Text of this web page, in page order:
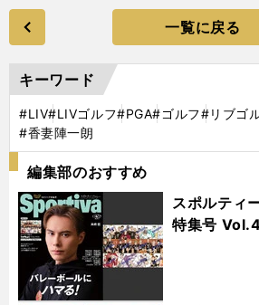
一覧に戻る
キーワード
#LIV#LIVゴルフ#PGA#ゴルフ#リブゴ
#香妻陣一朗
編集部のおすすめ
スポルティ
特集号